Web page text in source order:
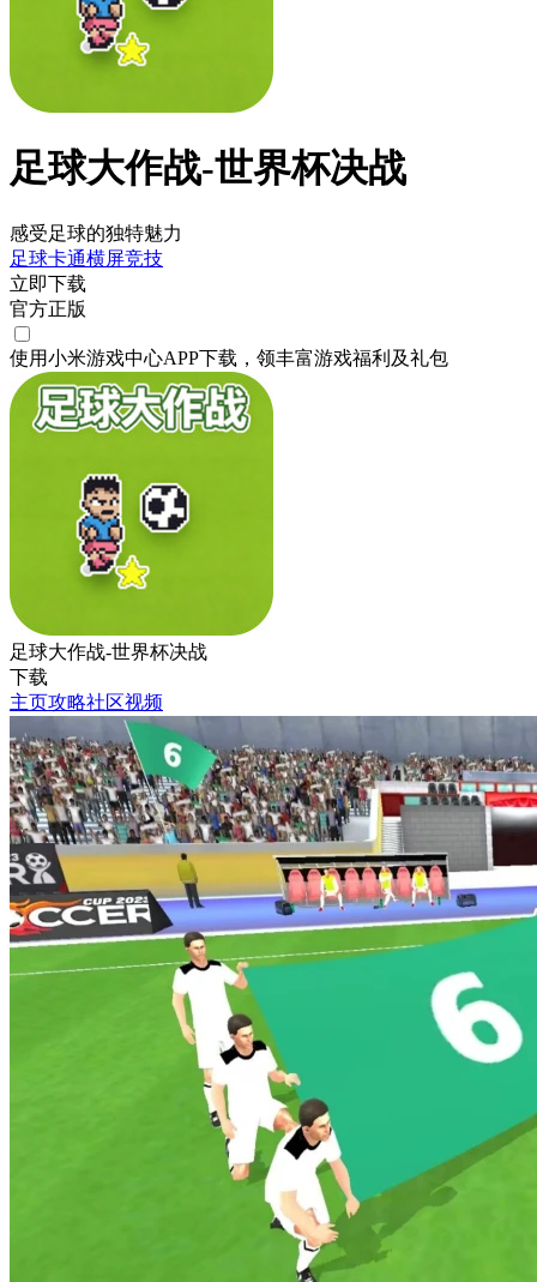
足球大作战-世界杯决战
感受足球的独特魅力
足球卡通横屏竞技
立即下载
官方正版
使用小米游戏中心APP下载 ，领丰富游戏福利 及礼包
足球大作战-世界杯决战
下载
主页攻略社区视频